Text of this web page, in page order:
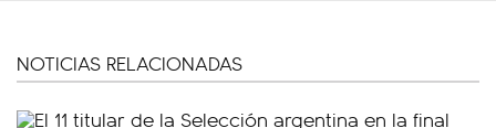
NOTICIAS RELACIONADAS